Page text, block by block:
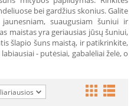
bei gardžius skonius. Galite
suaugusiam šuniui ir
maistas yra geriausias jūsų šuniui,
šlapio šuns maistą, ir patikrinkite,
- putėsiai, gabalėliai želė, o